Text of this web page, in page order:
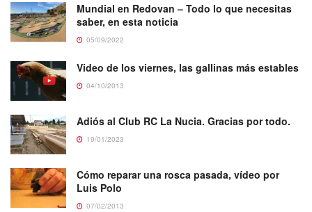
Mundial en Redovan – Todo lo que necesitas
saber, en esta noticia
05/09/2022
Video de los viernes, las gallinas más estables
04/10/2013
Adiós al Club RC La Nucia. Gracias por todo.
19/01/2023
Cómo reparar una rosca pasada, vídeo por
Luis Polo
07/02/2013